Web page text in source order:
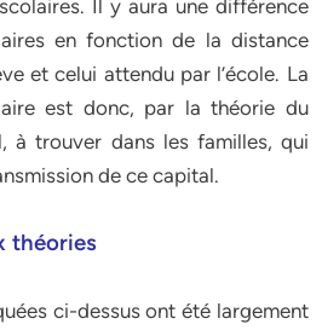
Il y aura une différence
en fonction de la distance
et celui attendu par l’école. La
est donc, par la théorie du
à trouver dans les familles, qui
de ce capital.
théories
ci-dessus ont été largement